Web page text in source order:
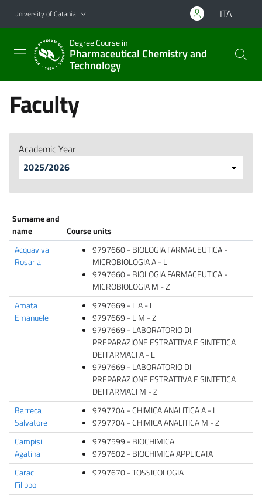
Go to main content
Go to navigation menu
University of Catania ITA
Degree Course in
Pharmaceutical Chemistry and
Technology
Faculty
Academic Year
Surname and
name
Course units
Acquaviva
Rosaria
9797660 - BIOLOGIA FARMACEUTICA -
MICROBIOLOGIA A - L
9797660 - BIOLOGIA FARMACEUTICA -
MICROBIOLOGIA M - Z
Amata
Emanuele
9797669 - L A - L
9797669 - L M - Z
9797669 - LABORATORIO DI
PREPARAZIONE ESTRATTIVA E SINTETICA
DEI FARMACI A - L
9797669 - LABORATORIO DI
PREPARAZIONE ESTRATTIVA E SINTETICA
DEI FARMACI M - Z
Barreca
Salvatore
9797704 - CHIMICA ANALITICA A - L
9797704 - CHIMICA ANALITICA M - Z
Campisi
Agatina
9797599 - BIOCHIMICA
9797602 - BIOCHIMICA APPLICATA
Caraci
Filippo
9797670 - TOSSICOLOGIA